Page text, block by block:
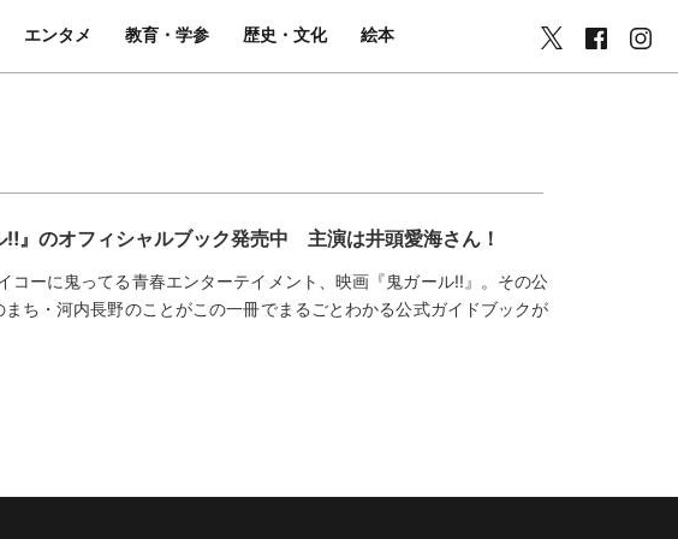
エンタメ 教育・学参 歴史・文化 絵本
』のオフィシャルブック発売中 主演は井頭愛海さん！
ーに鬼ってる青春エンターテイメント、映画『鬼ガール!!』。その公
ち・河内長野のことがこの一冊でまるごとわかる公式ガイドブックが